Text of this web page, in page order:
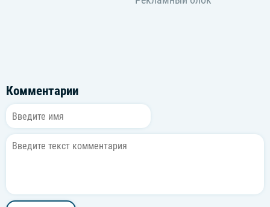
Комментарии